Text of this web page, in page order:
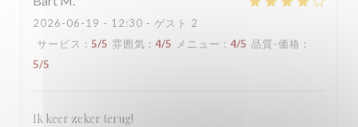
2026-06-19 - 12:30 - ゲスト 2
サービス : 5/5 雰囲気 : 4/5 メニュー : 4/5 品質-価格 :
5/5
Ik keer zeker terug!